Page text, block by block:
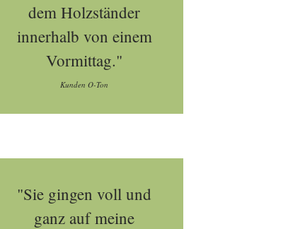
dem Holzständer
innerhalb von einem
Vormittag."
Kunden O-Ton
"Sie gingen voll und
ganz auf meine